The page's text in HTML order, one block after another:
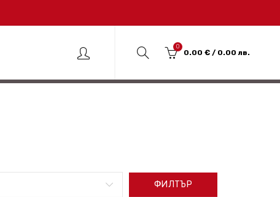
0
0.00 €/ 0.00 лв.
ФИЛТЪР